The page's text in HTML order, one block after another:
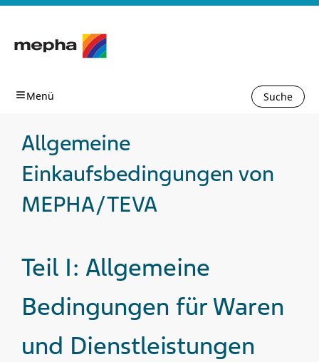
Suche
Allgemeine
Einkaufsbedingungen von
MEPHA/TEVA
Teil I: Allgemeine
Bedingungen für Waren
und Dienstleistungen